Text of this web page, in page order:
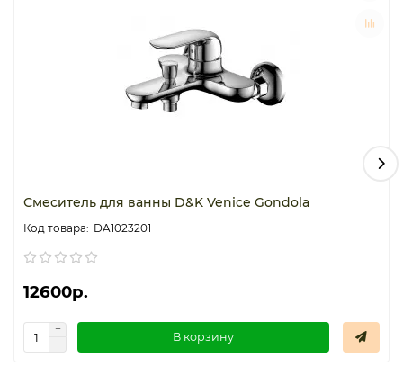
Смеситель для ванны D&K Venice Gondola
DA1023201
12600р.
В корзину